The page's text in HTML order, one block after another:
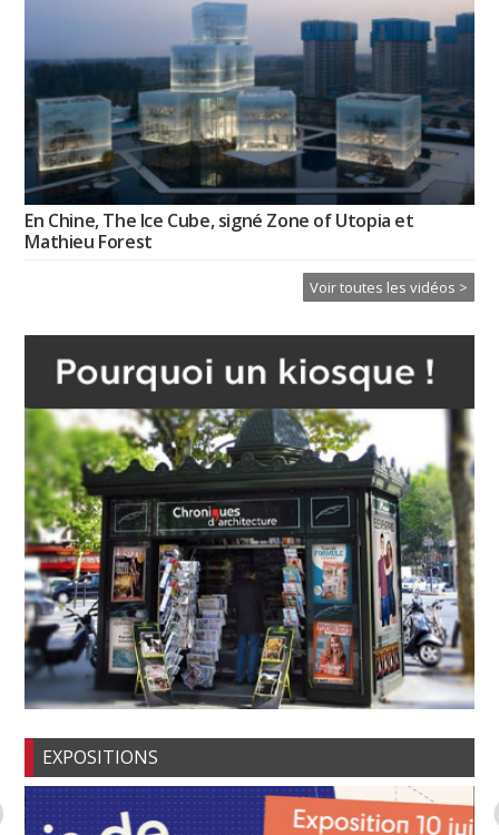
En Chine, The Ice Cube, signé Zone of Utopia et
Mathieu Forest
Voir toutes les vidéos >
EXPOSITIONS